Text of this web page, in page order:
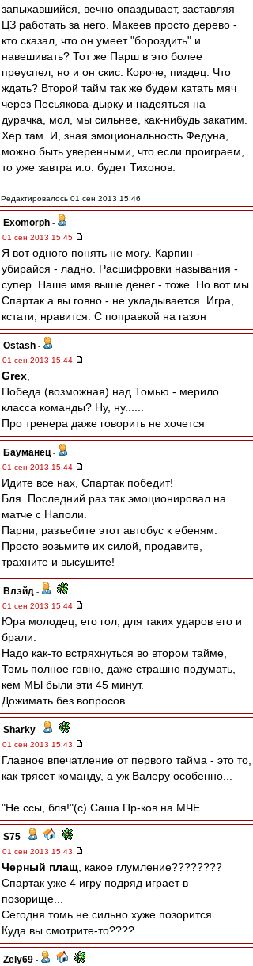
запыхавшийся, вечно опаздывает, заставляя
ЦЗ работать за него. Макеев просто дерево -
кто сказал, что он умеет "бороздить" и
навешивать? Тот же Парш в это более
преуспел, но и он скис. Короче, пиздец. Что
ждать? Второй тайм так же будем катать мяч
через Песьякова-дырку и надеяться на
дурачка, мол, мы сильнее, как-нибудь закатим.
Хер там. И, зная эмоциональность Федуна,
можно быть уверенными, что если проиграем,
то уже завтра и.о. будет Тихонов.
Редактировалось 01 сен 2013 15:46
Exomorph -
01 сен 2013 15:45
Я вот одного понять не могу. Карпин -
убирайся - ладно. Расшифровки называния -
супер. Наше имя выше денег - тоже. Но вот мы
Спартак а вы говно - не укладывается. Игра,
кстати, нравится. С поправкой на газон
Ostash -
01 сен 2013 15:44
Grex
Победа (возможная) над Томью - мерило
класса команды? Ну, ну......
Про тренера даже говорить не хочется
Бауманец -
01 сен 2013 15:44
Идите все нах, Спартак победит!
Бля. Последний раз так эмоционировал на
матче с Наполи.
Парни, разъебите этот автобус к ебеням.
Просто возьмите их силой, продавите,
трахните и высушите!
Влэйд -
01 сен 2013 15:44
Юра молодец, его гол, для таких ударов его и
брали.
Надо как-то встряхнуться во втором тайме,
Томь полное говно, даже страшно подумать,
кем МЫ были эти 45 минут.
Дожимать без вопросов.
Sharky -
01 сен 2013 15:43
Главное впечатление от первого тайма - это то,
как трясет команду, а уж Валеру особенно...
"Не ссы, бля!"(с) Саша Пр-ков на МЧЕ
S75 -
01 сен 2013 15:43
Черный плащ , какое глумление????????
Спартак уже 4 игру подряд играет в
позорище...
Сегодня томь не сильно хуже позорится.
Куда вы смотрите-то????
Zely69 -